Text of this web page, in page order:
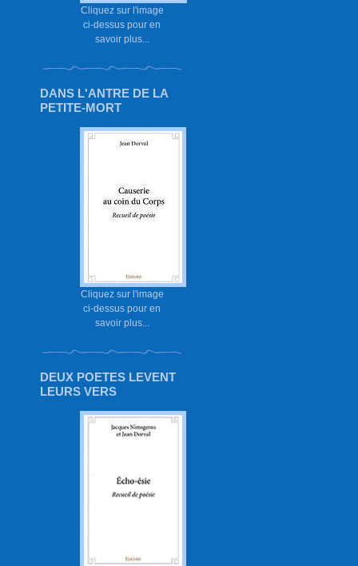
Cliquez sur l'image
ci-dessus pour en
savoir plus...
DANS L'ANTRE DE LA
PETITE-MORT
Cliquez sur l'image
ci-dessus pour en
savoir plus...
DEUX POETES LEVENT
LEURS VERS